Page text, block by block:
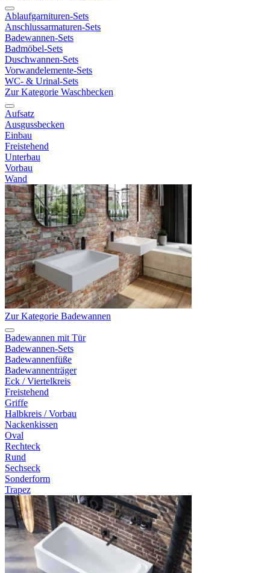
Ablaufgarnituren-Sets
Anschlussarmaturen-Sets
Badewannen-Sets
Badmöbel-Sets
Duschwannen-Sets
Vorwandelemente-Sets
WC- & Urinal-Sets
Zur Kategorie Waschbecken
Aufsatz
Ausgussbecken
Einbau
Freistehend
Unterbau
Vorbau
Wand
Zur Kategorie Badewannen
Badewannen mit Tür
Badewannen-Sets
Badewannenfüße
Badewannenträger
Eck / Viertelkreis
Freistehend
Griffe
Halbkreis / Vorbau
Nackenkissen
Oval
Rechteck
Rund
Sechseck
Sonderform
Trapez